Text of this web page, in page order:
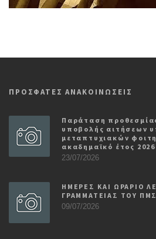
ΠΡΟΣΦΑΤΕΣ ΑΝΑΚΟΙΝΩΣΕΙΣ
Παράταση
υποβολής αιτήσεων
μεταπτυχιακών
ακαδημαϊκό έτος
23/07/2026
ΗΜΕΡΕΣ ΚΑΙ ΩΡΑΡΙΟ
ΓΡΑΜΜΑΤΕΙΑΣ ΤΟΥ ΠΜΣ
09/07/2026